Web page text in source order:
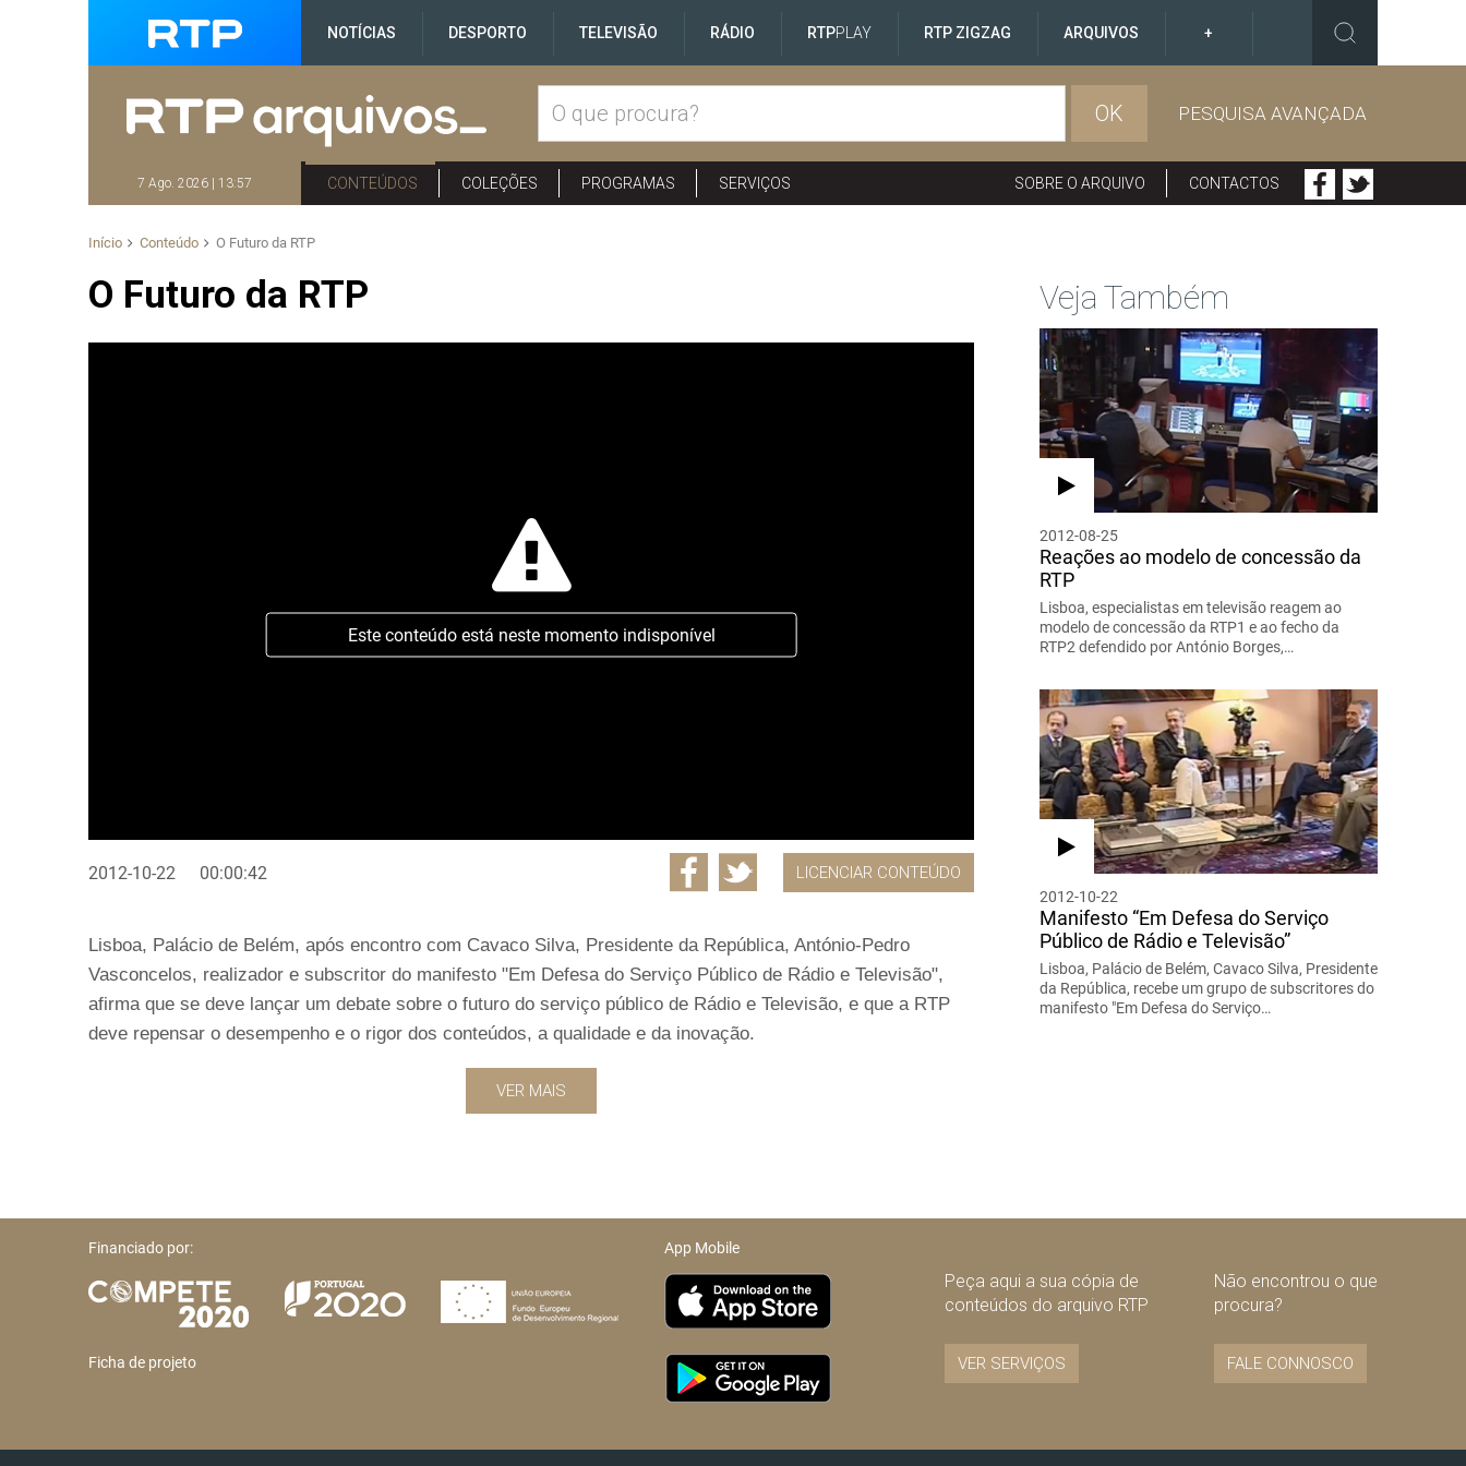
NOTÍCIAS DESPORTO TELEVISÃO RÁDIO RTPPLAY RTP ZIGZAG ARQUIVOS +
OK PESQUISA AVANÇADA
7 Ago. 2026 | 13:57 CONTEÚDOS COLEÇÕES PROGRAMAS SERVIÇOS SOBRE O ARQUIVO CONTACTOS
Início Conteúdo O Futuro da RTP
O Futuro da RTP
Este conteúdo está neste momento indisponível
2012-10-22 00:00:42 LICENCIAR CONTEÚDO
Lisboa, Palácio de Belém, após encontro com Cavaco Silva, Presidente da República, António-Pedro
Vasconcelos, realizador e subscritor do manifesto "Em Defesa do Serviço Público de Rádio e Televisão",
afirma que se deve lançar um debate sobre o futuro do serviço público de Rádio e Televisão, e que a RTP
deve repensar o desempenho e o rigor dos conteúdos, a qualidade e da inovação.
VER MAIS
Veja Também
2012-08-25
Reações ao modelo de concessão da
RTP
Lisboa, especialistas em televisão reagem ao
modelo de concessão da RTP1 e ao fecho da
RTP2 defendido por António Borges,…
2012-10-22
Manifesto “Em Defesa do Serviço
Público de Rádio e Televisão”
Lisboa, Palácio de Belém, Cavaco Silva, Presidente
da República, recebe um grupo de subscritores do
manifesto "Em Defesa do Serviço…
Financiado por:
Ficha de projeto
App Mobile
Peça aqui a sua cópia de
conteúdos do arquivo RTP
VER SERVIÇOS
Não encontrou o que
procura?
FALE CONNOSCO